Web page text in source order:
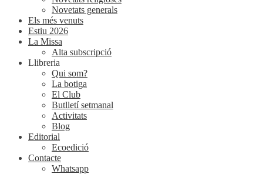
Novetats generals
Els més venuts
Estiu 2026
La Missa
Alta subscripció
Llibreria
Qui som?
La botiga
El Club
Butlletí setmanal
Activitats
Blog
Editorial
Ecoedició
Contacte
Whatsapp